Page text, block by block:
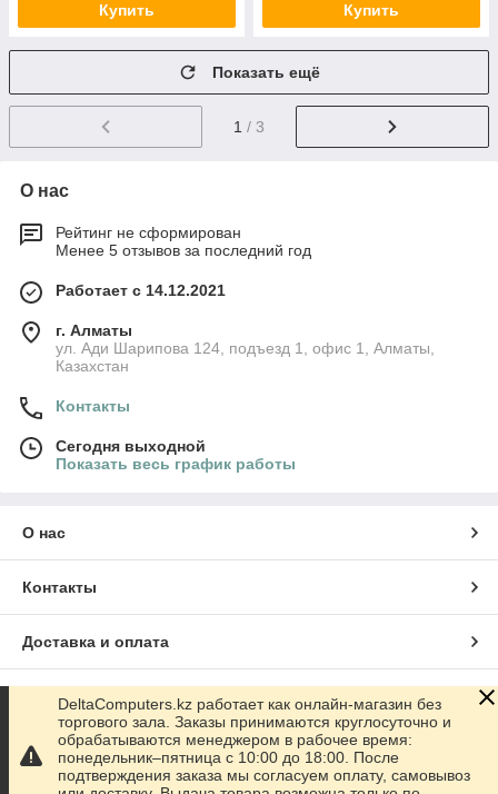
Купить Купить
Показать ещё
1 / 3
О нас
Рейтинг не сформирован
Менее 5 отзывов за последний год
Работает с 14.12.2021
г. Алматы
ул. Ади Шарипова 124, подъезд 1, офис 1, Алматы,
Казахстан
Контакты
Сегодня выходной
Показать весь график работы
О нас
Контакты
Доставка и оплата
График работы
Полная версия сайта
DeltaComputers.kz работает как онлайн-магазин без
торгового зала. Заказы принимаются круглосуточно и
обрабатываются менеджером в рабочее время:
понедельник–пятница с 10:00 до 18:00. После
подтверждения заказа мы согласуем оплату, самовывоз